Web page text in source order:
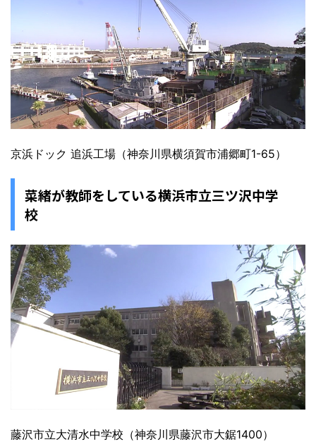
京浜ドック 追浜工場（神奈川県横須賀市浦郷町1-65）
菜緒が教師をしている横浜市立三ツ沢中学
校
藤沢市立大清水中学校（神奈川県藤沢市大鋸1400）